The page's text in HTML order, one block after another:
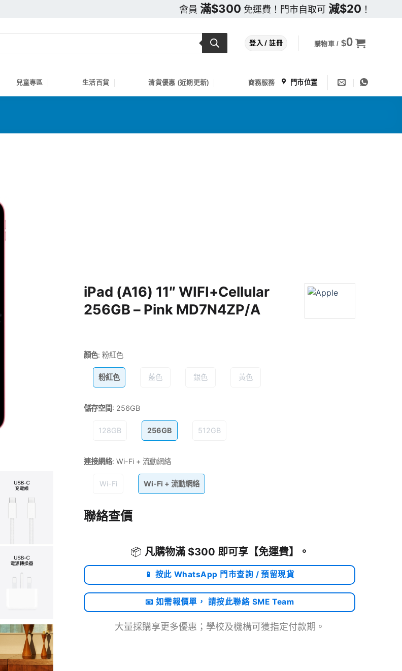
會員 滿$300 免運費！門市自取可 減$20 ！
登入 / 註冊 購物車 / $0
兒童專區 生活百貨 清貨優惠 (近期更新) 商務服務 門市位置
iPad (A16) 11″ WIFI+Cellular
256GB – Pink MD7N4ZP/A
顏色: 粉紅色
粉紅色 藍色 銀色 黃色
儲存空間: 256GB
128GB 256GB 512GB
連接網絡: Wi-Fi + 流動網絡
Wi-Fi Wi-Fi + 流動網絡
聯絡查價
📦 凡購物滿 $300 即可享【免運費】 。
📱 按此 WhatsApp 門市查詢 / 預留現貨
📧 如需報價單， 請按此聯絡 SME Team
大量採購享更多優惠；學校及機構可獲指定付款期。